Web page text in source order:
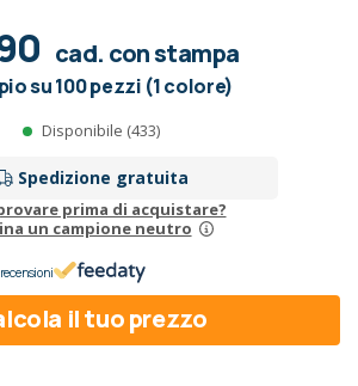
cad. con stampa
su 100 pezzi (1 colore)
Disponibile (433)
Spedizione gratuita
prima di acquistare?
un campione neutro
il tuo prezzo